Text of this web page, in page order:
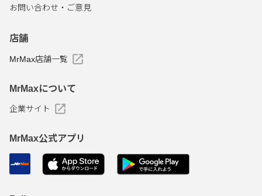
お問い合わせ・ご意見
店舗
MrMax店舗一覧
MrMaxについて
企業サイト
MrMax公式アプリ